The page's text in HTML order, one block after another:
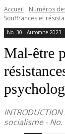
Accueil Numéros
Souffrances et
No. 30 - Automne 2023
Mal-être
socialisme -